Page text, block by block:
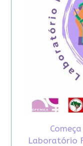
Laboratório